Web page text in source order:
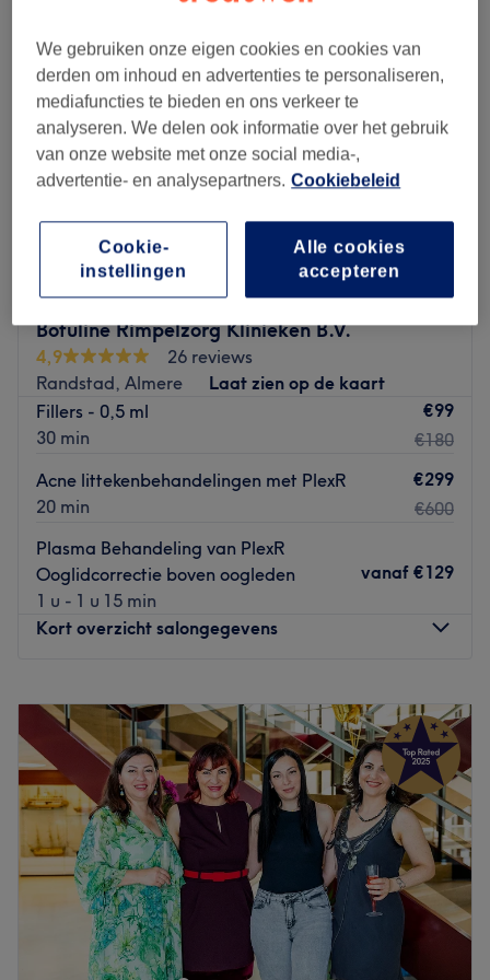
Botuline Rimpelzorg Klinieken B.V.
4,9
26 reviews
Randstad, Almere
Laat zien op de kaart
Fillers - 0,5 ml
30 min
€99
€180
Acne littekenbehandelingen met PlexR
20 min
€299
€600
Plasma Behandeling van PlexR
Ooglidcorrectie boven oogleden
1 u - 1 u 15 min
vanaf €129
Kort overzicht salongegevens
Dinsdag
10:00– 17:00
Woensdag
10:00–17:00
Donderdag
10:00–17:00
Vrijdag
10:00–17:00
Zaterdag
10:00–17:00
Zondag
Gesloten
Rimpelzorg Kliniek is een medische kliniek waar kwaliteit,
veiligheid en comfort centraal staan. Wij richten ons op
het leveren van hoogwaardige esthetische
We gebruiken onze eigen cookies en cookies van
derden om inhoud en advertenties te personaliseren,
mediafuncties te bieden en ons verkeer te
analyseren. We delen ook informatie over het gebruik
van onze website met onze social media-,
advertentie- en analysepartners. Cookiebeleid
Alle cookies
accepteren
Cookie-
instellingen